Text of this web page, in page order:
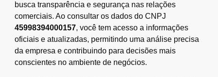
busca transparência e segurança nas relações
comerciais. Ao consultar os dados do CNPJ
45998394000157, você tem acesso a informações
oficiais e atualizadas, permitindo uma análise precisa
da empresa e contribuindo para decisões mais
conscientes no ambiente de negócios.